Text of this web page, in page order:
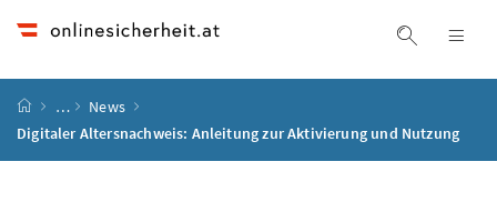
Suche
Startseite
…
News
Digitaler Altersnachweis: Anleitung zur Aktivierung und Nutzung